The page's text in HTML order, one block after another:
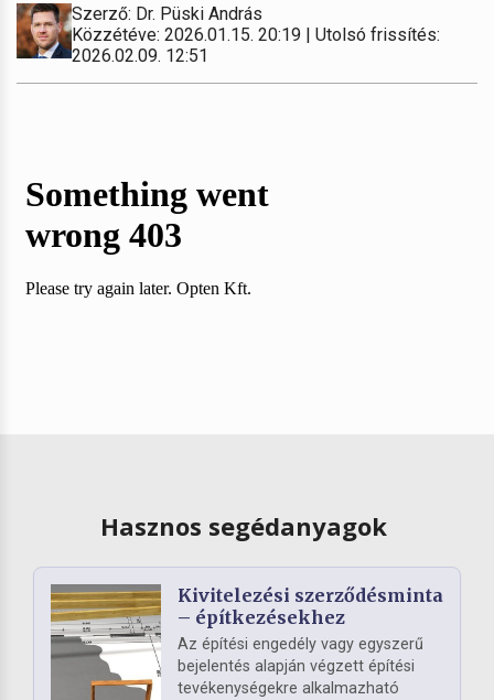
Szerző: Dr. Püski András
Közzétéve: 2026.01.15. 20:19 | Utolsó frissítés:
2026.02.09. 12:51
Hasznos segédanyagok
Kivitelezési szerződésminta
– építkezésekhez
Az építési engedély vagy egyszerű
bejelentés alapján végzett építési
tevékenységekre alkalmazható